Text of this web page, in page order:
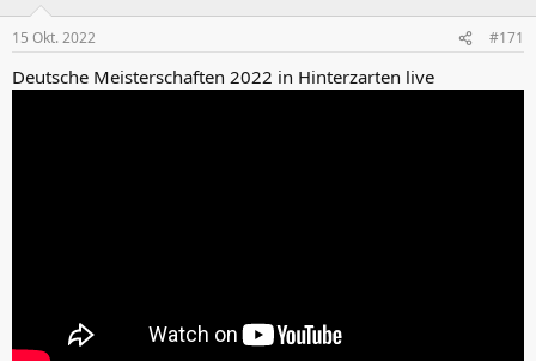
15 Okt. 2022 #171
Deutsche Meisterschaften 2022 in Hinterzarten live